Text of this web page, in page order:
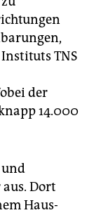
TNS
der
14.000
Dort
Haus-